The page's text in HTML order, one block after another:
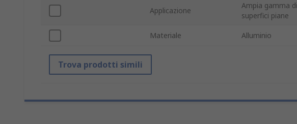
Applicazione
Ampia gamma
superfici piane
Materiale Alluminio
Trova prodotti simili